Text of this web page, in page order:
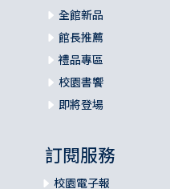
全館新品
館長推薦
禮品專區
校園書饗
即將登場
訂閱服務
校園電子報